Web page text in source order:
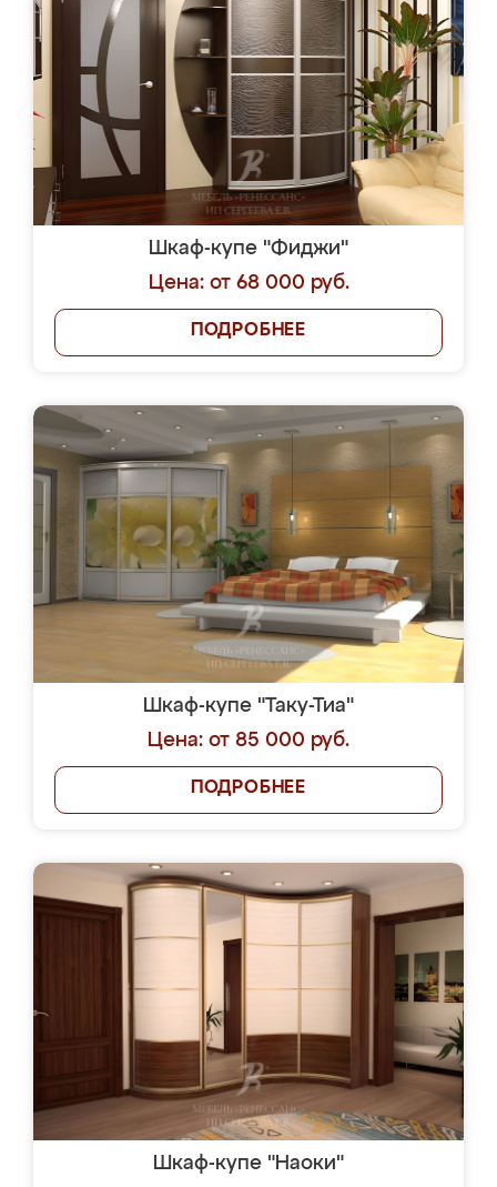
Шкаф-купе "Фиджи"
Цена: от 68 000 руб.
ПОДРОБНЕЕ
Шкаф-купе "Таку-Тиа"
Цена: от 85 000 руб.
ПОДРОБНЕЕ
Шкаф-купе "Наоки"